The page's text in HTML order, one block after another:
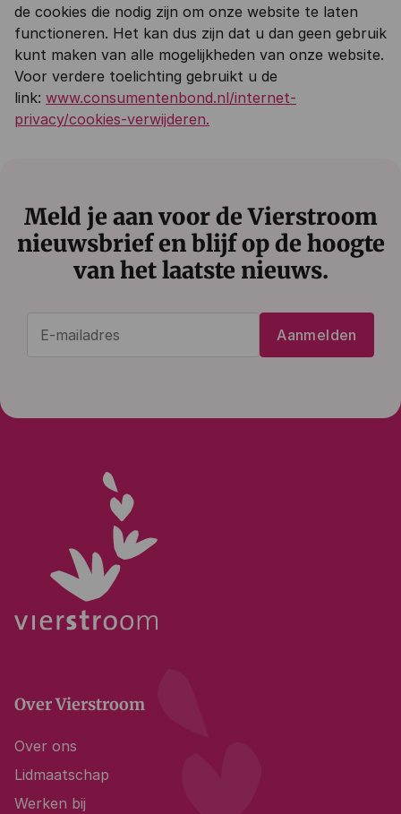
de cookies die nodig zijn om onze website te laten
functioneren. Het kan dus zijn dat u dan geen gebruik
kunt maken van alle mogelijkheden van onze website.
Voor verdere toelichting gebruikt u de
link: www.consumentenbond.nl/internet-
privacy/cookies-verwijderen.
Meld je aan voor de Vierstroom
nieuwsbrief en blijf op de hoogte
van het laatste nieuws.
Aanmelden
Over Vierstroom
Over ons
Lidmaatschap
Werken bij